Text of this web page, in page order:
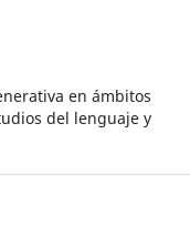
en ámbitos
del lenguaje y